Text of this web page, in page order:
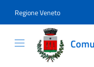
Regione Veneto